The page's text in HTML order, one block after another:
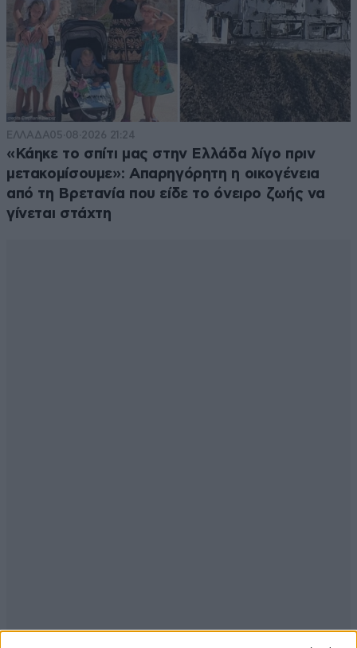
ΕΛΛΑΔΑ05·08·2026 21:24
«Κάηκε το σπίτι μας στην Ελλάδα λίγο πριν
μετακομίσουμε»: Απαρηγόρητη η οικογένεια
από τη Βρετανία που είδε το όνειρο ζωής να
γίνεται στάχτη